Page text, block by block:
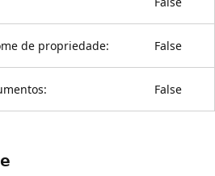
de propriedade: False
False